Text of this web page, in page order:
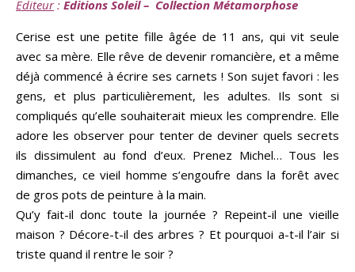
Editeur: Editions Soleil – Collection Métamorphose
Cerise est une petite fille âgée de 11 ans, qui vit seule
avec sa mère. Elle rêve de devenir romancière, et a même
déjà commencé à écrire ses carnets ! Son sujet favori : les
gens, et plus particulièrement, les adultes. Ils sont si
compliqués qu’elle souhaiterait mieux les comprendre. Elle
adore les observer pour tenter de deviner quels secrets
ils dissimulent au fond d’eux. Prenez Michel… Tous les
dimanches, ce vieil homme s’engoufre dans la forêt avec
de gros pots de peinture à la main.
Qu’y fait-il donc toute la journée ? Repeint-il une vieille
maison ? Décore-t-il des arbres ? Et pourquoi a-t-il l’air si
triste quand il rentre le soir ?